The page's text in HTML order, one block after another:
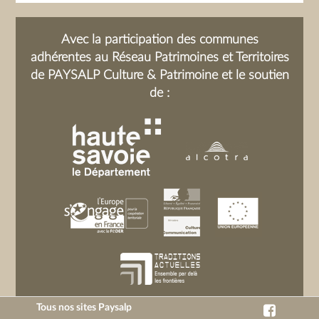
Avec la participation des communes
adhérentes au Réseau Patrimoines et Territoires
de PAYSALP Culture & Patrimoine et le soutien
de :
Tous nos sites Paysalp